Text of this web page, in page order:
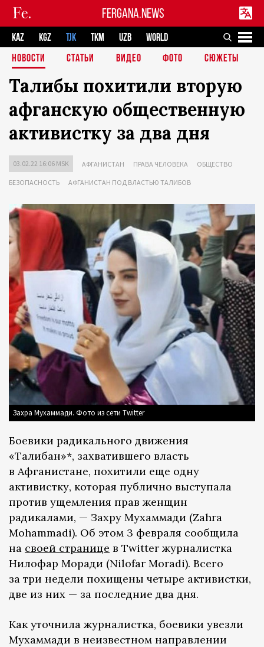
FERGANA.NEWS
KAZ KGZ TJK TKM UZB
WORLD
НОВОСТИ
СТАТЬИ ВИДЕО ФОТО СЮЖЕТЫ
Талибы похитили вторую
афганскую общественную
активистку за два дня
03.02.22 16:06 MSK АФГАНИСТАН ПРАВА ЧЕЛОВЕКА ОБЩЕСТВО
БЕЗОПАСНОСТЬ АФГАНИСТАН ПОД ВЛАСТЬЮ ТАЛИБОВ
Захра Мухаммади. Фото из сети Twitter
Боевики радикального движения
«Талибан»*, захватившего власть
в Афганистане, похитили еще одну
активистку, которая публично выступала
против ущемления прав женщин
радикалами, — Захру Мухаммади (Zahra
Mohammadi). Об этом 3 февраля сообщила
на своей странице в Twitter журналистка
Нилофар Моради (Nilofar Moradi). Всего
за три недели похищены четыре активистки,
две из них — за последние два дня.
Как уточнила журналистка, боевики увезли
Мухаммади в неизвестном направлении